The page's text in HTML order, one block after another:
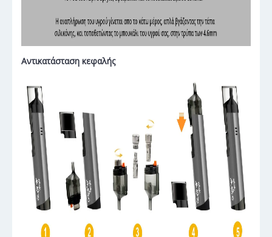
Αντικατάσταση κεφαλής